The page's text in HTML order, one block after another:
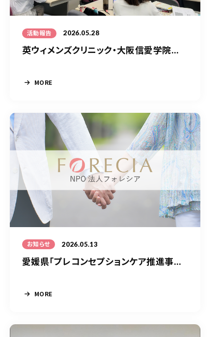
活動報告 2026.05.28
英ウィメンズクリニック・大阪信愛学院...
MORE
お知らせ 2026.05.13
愛媛県「プレコンセプションケア推進事...
MORE